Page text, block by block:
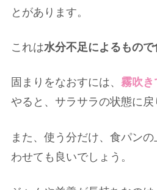
とがあります。
これは水分不足によるもので
固まりをなおすには、 霧吹き
やると、サラサラの状態に戻
また、使う分だけ、食パン
わせても良いでしょう。